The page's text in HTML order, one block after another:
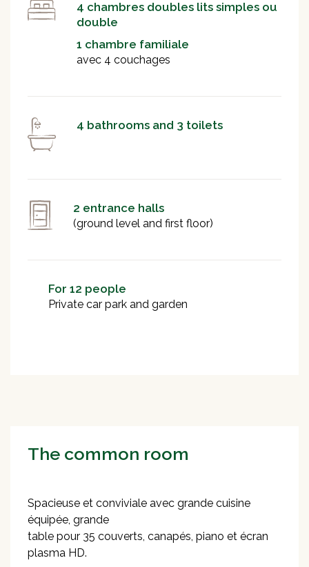
4 chambres doubles lits simples ou
double
1 chambre familiale
avec 4 couchages
4 bathrooms and 3 toilets
2 entrance halls
(ground level and first floor)
For 12 people
Private car park and garden
The common room
Spacieuse et conviviale avec grande cuisine
équipée, grande
table pour 35 couverts, canapés, piano et écran
plasma HD.